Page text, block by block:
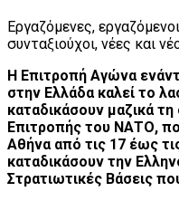
Εργαζόμενες,
συνταξιούχοι, νέες και
Η Επιτροπή Αγώνα
στην Ελλάδα καλεί το
καταδικάσουν μαζικά
Επιτροπής του ΝΑΤΟ,
Αθήνα από τις 17 έως
καταδικάσουν την
Στρατιωτικές Βάσεις